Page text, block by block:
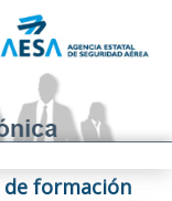
formación